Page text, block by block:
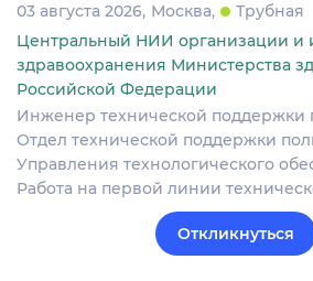
03 августа 2026 Москва
Трубная
Центральный НИИ организации и
здравоохранения Министерства
Российской Федерации
Инженер технической поддержки
Отдел технической поддержки
Управления технологического
Работа на первой линии
Откликнуться